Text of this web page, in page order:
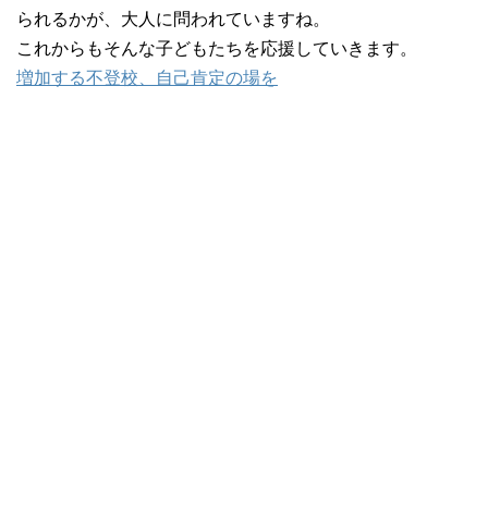
られるかが、大人に問われていますね。
これからもそんな子どもたちを応援していきます。
増加する不登校、自己肯定の場を